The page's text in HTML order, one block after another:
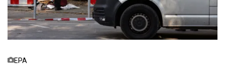
EPA